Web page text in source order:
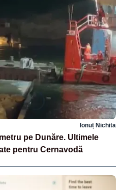
Ionuț Nichita
pe Dunăre. Ultimele
pentru Cernavodă